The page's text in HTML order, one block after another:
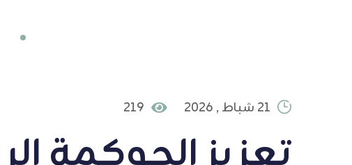
21 شباط , 2026 219